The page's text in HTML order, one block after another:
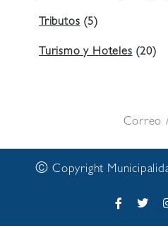
Tributos(5)
Turismo y Hoteles(20)
Correo
© Copyright